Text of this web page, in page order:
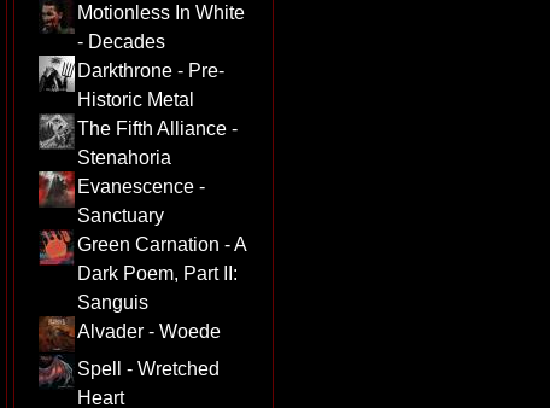
Motionless In White
- Decades
Darkthrone - Pre-
Historic Metal
The Fifth Alliance -
Stenahoria
Evanescence -
Sanctuary
Green Carnation - A
Dark Poem, Part II:
Sanguis
Alvader - Woede
Spell - Wretched
Heart